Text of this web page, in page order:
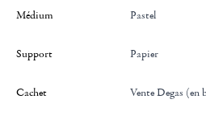
Médium Pastel
Support Papier
Cachet Vente Degas (en